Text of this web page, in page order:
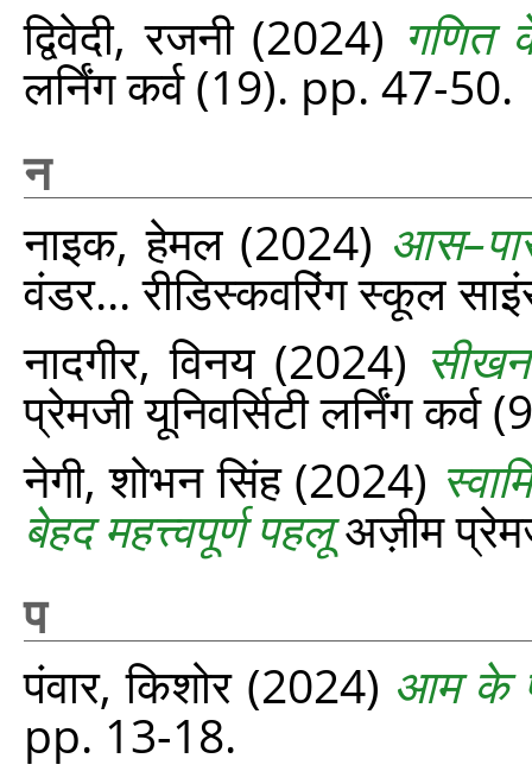
द्विवेदी, रजनी(2024) गणित
लर्निंग कर्व (19). pp. 47-50.
न
नाइक, हेमल(2024)
वंडर... रीडिस्‍कवरिंग स्‍कूल
नादगीर, विनय (2024)
प्रेमजी यूनिवर्सिटी लर्निंग
नेगी, शोभन सिंह(2024)
बेहद महत्त्वपूर्ण पहलूअज़ीम
प
पंवार, किशोर(2024) आम के
pp. 13-18.